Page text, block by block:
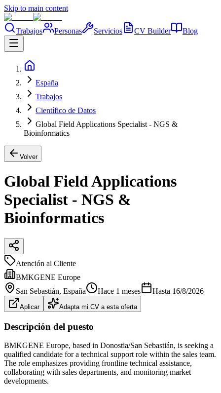
Skip to main content
Trabajos Personas Servicios CV Builder Blog
España
Trabajos
Científico de Datos
Global Field Applications Specialist - NGS &
Bioinformatics
Volver
Global Field Applications
Specialist - NGS &
Bioinformatics
Atención al Cliente
BMKGENE Europe
San Sebastián, España Hace 1 meses Hasta 16/8/2026
Aplicar Adapta mi CV a esta oferta
Descripción del puesto
BMKGENE Europe, based in Donostia/San Sebastián, is seeking a
qualified candidate for a technical support role within the sales team.
The role emphasizes providing frontline technical assistance,
collaborating with sales departments, and monitoring market
developments.